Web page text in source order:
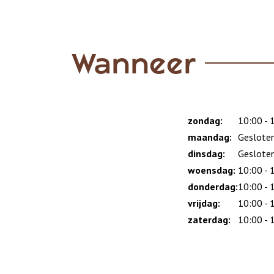
Wanneer
Dag
Time
slot
Reactie
zondag:
10:00 -
maandag:
dinsdag:
woensdag: 10:00 -
donderdag:10:00 -
vrijdag:
10:00 -
zaterdag:
10:00 -